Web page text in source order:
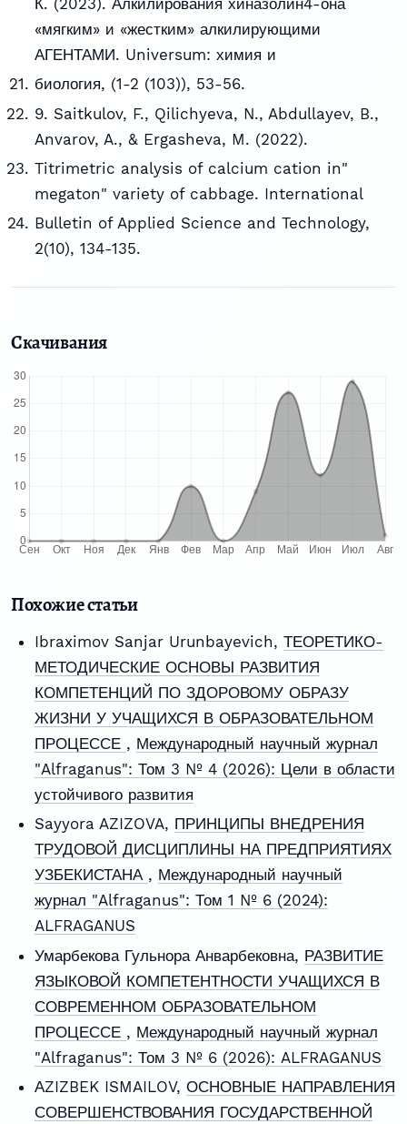
К. (2023). Алкилирования хиназолин4-она
«мягким» и «жестким» алкилирующими
АГЕНТАМИ. Universum: химия и
биология, (1-2 (103)), 53-56.
9. Saitkulov, F., Qilichyeva, N., Abdullayev, B.,
Anvarov, A., & Ergasheva, M. (2022).
Titrimetric analysis of calcium cation in"
megaton" variety of cabbage. International
Bulletin of Applied Science and Technology,
2(10), 134-135.
Скачивания
Похожие статьи
Ibraximov Sanjar Urunbayevich, ТЕОРЕТИКО-
МЕТОДИЧЕСКИЕ ОСНОВЫ РАЗВИТИЯ
КОМПЕТЕНЦИЙ ПО ЗДОРОВОМУ ОБРАЗУ
ЖИЗНИ У УЧАЩИХСЯ В ОБРАЗОВАТЕЛЬНОМ
ПРОЦЕССЕ , Международный научный журнал
"Alfraganus": Том 3 № 4 (2026): Цели в области
устойчивого развития
Sayyora AZIZOVA, ПРИНЦИПЫ ВНЕДРЕНИЯ
ТРУДОВОЙ ДИСЦИПЛИНЫ НА ПРЕДПРИЯТИЯХ
УЗБЕКИСТАНА , Международный научный
журнал "Alfraganus": Том 1 № 6 (2024):
ALFRAGANUS
Умарбекова Гульнора Анварбековна, РАЗВИТИЕ
ЯЗЫКОВОЙ КОМПЕТЕНТНОСТИ УЧАЩИХСЯ В
СОВРЕМЕННОМ ОБРАЗОВАТЕЛЬНОМ
ПРОЦЕССЕ , Международный научный журнал
"Alfraganus": Том 3 № 6 (2026): ALFRAGANUS
АZIZBEK ISMAILOV, ОСНОВНЫЕ НАПРАВЛЕНИЯ
СОВЕРШЕНСТВОВАНИЯ ГОСУДАРСТВЕННОЙ